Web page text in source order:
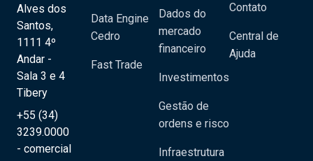
Alves dos
Santos,
1111 4º
Andar -
Sala 3 e 4
Tibery
+55 (34)
3239.0000
- comercial
Data Engine
Cedro
Fast Trade
Dados do
mercado
financeiro
Investimentos
Gestão de
ordens e risco
Infraestrutura
Contato
Central de
Ajuda